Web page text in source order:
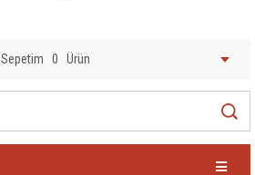
Sepetim 0 Ürün